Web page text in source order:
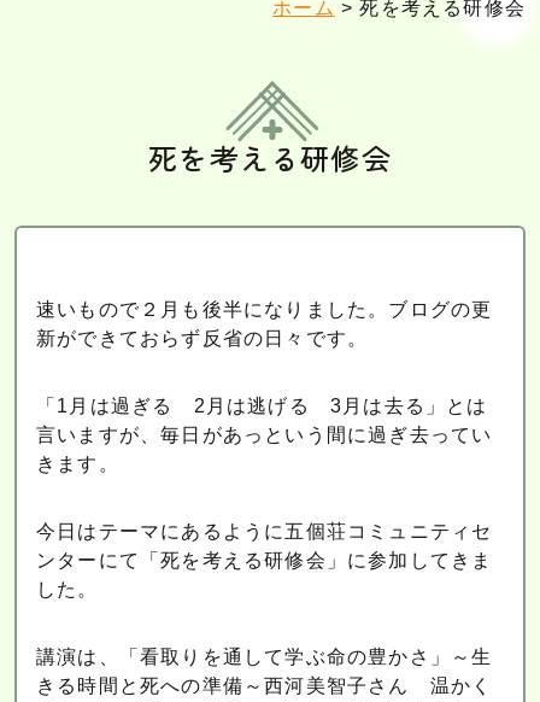
ホーム >死を考える研修会
死を考える研修会
速いもので２月も後半になりました。ブログの更
新ができておらず反省の日々です。
「1月は過ぎる 2月は逃げる 3月は去る」とは
言いますが、毎日があっという間に過ぎ去ってい
きます。
今日はテーマにあるように五個荘コミュニティセ
ンターにて「死を考える研修会」に参加してきま
した。
講演は、「看取りを通して学ぶ命の豊かさ」～生
きる時間と死への準備～西河美智子さん 温かく